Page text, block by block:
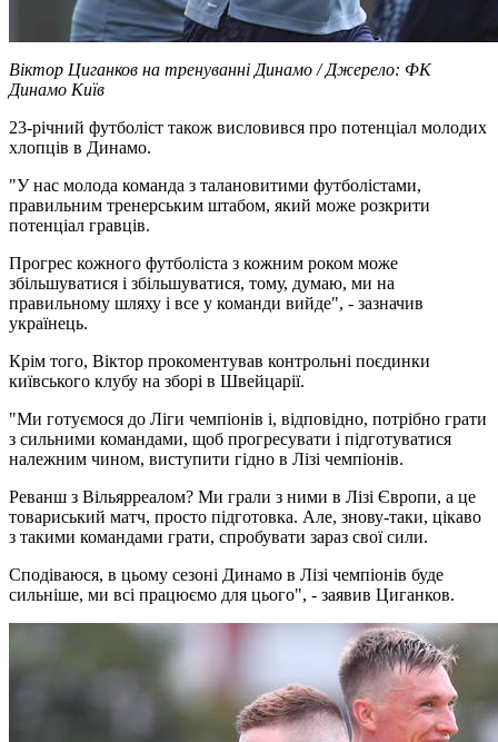
Віктор Циганков на тренуванні Динамо / Джерело: ФК
Динамо Київ
23-річний футболіст також висловився про потенціал молодих
хлопців в Динамо.
"У нас молода команда з талановитими футболістами,
правильним тренерським штабом, який може розкрити
потенціал гравців.
Прогрес кожного футболіста з кожним роком може
збільшуватися і збільшуватися, тому, думаю, ми на
правильному шляху і все у команди вийде", - зазначив
українець.
Крім того, Віктор прокоментував контрольні поєдинки
київського клубу на зборі в Швейцарії.
"Ми готуємося до Ліги чемпіонів і, відповідно, потрібно грати
з сильними командами, щоб прогресувати і підготуватися
належним чином, виступити гідно в Лізі чемпіонів.
Реванш з Вільярреалом? Ми грали з ними в Лізі Європи, а це
товариський матч, просто підготовка. Але, знову-таки, цікаво
з такими командами грати, спробувати зараз свої сили.
Сподіваюся, в цьому сезоні Динамо в Лізі чемпіонів буде
сильніше, ми всі працюємо для цього", - заявив Циганков.